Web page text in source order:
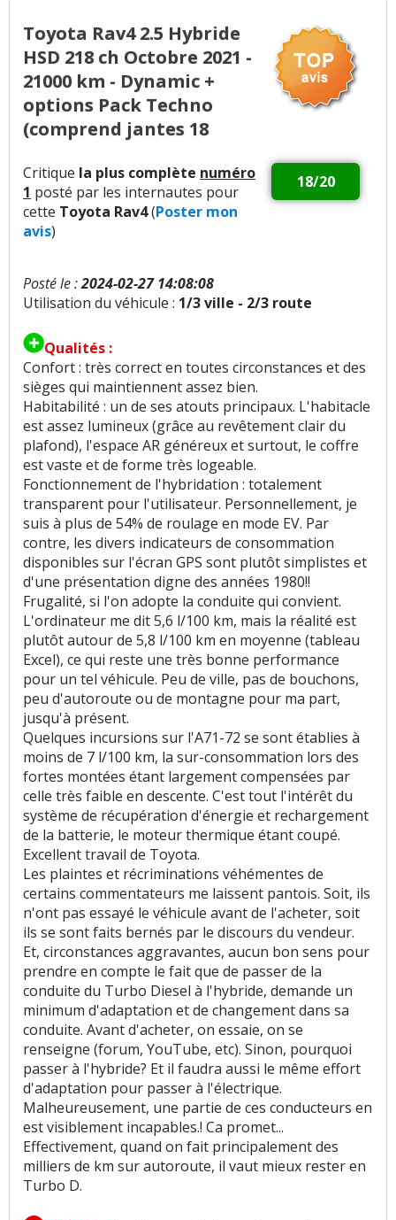
Toyota Rav4 2.5 Hybride
HSD 218 ch Octobre 2021 -
21000 km - Dynamic +
options Pack Techno
(comprend jantes 18
18/20
Critique la plus complète numéro
1 posté par les internautes pour
cette Toyota Rav4(Poster mon
avis)
Posté le :2024-02-27 14:08:08
Utilisation du véhicule : 1/3 ville - 2/3 route
Qualités :
Confort : très correct en toutes circonstances et des
sièges qui maintiennent assez bien.
Habitabilité : un de ses atouts principaux. L'habitacle
est assez lumineux (grâce au revêtement clair du
plafond), l'espace AR généreux et surtout, le coffre
est vaste et de forme très logeable.
Fonctionnement de l'hybridation : totalement
transparent pour l'utilisateur. Personnellement, je
suis à plus de 54% de roulage en mode EV. Par
contre, les divers indicateurs de consommation
disponibles sur l'écran GPS sont plutôt simplistes et
d'une présentation digne des années 1980!!
Frugalité, si l'on adopte la conduite qui convient.
L'ordinateur me dit 5,6 l/100 km, mais la réalité est
plutôt autour de 5,8 l/100 km en moyenne (tableau
Excel), ce qui reste une très bonne performance
pour un tel véhicule. Peu de ville, pas de bouchons,
peu d'autoroute ou de montagne pour ma part,
jusqu'à présent.
Quelques incursions sur l'A71-72 se sont établies à
moins de 7 l/100 km, la sur-consommation lors des
fortes montées étant largement compensées par
celle très faible en descente. C'est tout l'intérêt du
système de récupération d'énergie et rechargement
de la batterie, le moteur thermique étant coupé.
Excellent travail de Toyota.
Les plaintes et récriminations véhémentes de
certains commentateurs me laissent pantois. Soit, ils
n'ont pas essayé le véhicule avant de l'acheter, soit
ils se sont faits bernés par le discours du vendeur.
Et, circonstances aggravantes, aucun bon sens pour
prendre en compte le fait que de passer de la
conduite du Turbo Diesel à l'hybride, demande un
minimum d'adaptation et de changement dans sa
conduite. Avant d'acheter, on essaie, on se
renseigne (forum, YouTube, etc). Sinon, pourquoi
passer à l'hybride? Et il faudra aussi le même effort
d'adaptation pour passer à l'électrique.
Malheureusement, une partie de ces conducteurs en
est visiblement incapables.! Ca promet...
Effectivement, quand on fait principalement des
milliers de km sur autoroute, il vaut mieux rester en
Turbo D.